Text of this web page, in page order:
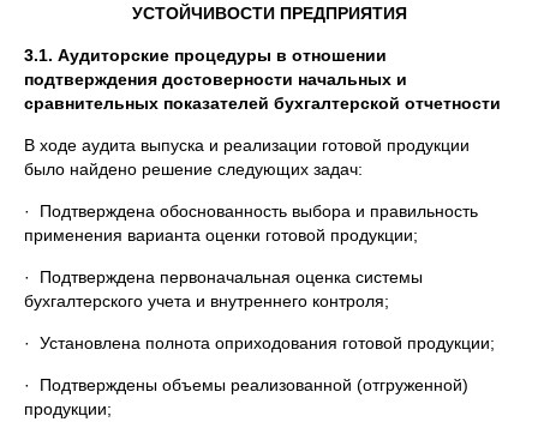
УСТОЙЧИВОСТИ ПРЕДПРИЯТИЯ
3.1. Аудиторские процедуры в отношении
подтверждения достоверности начальных и
сравнительных показателей бухгалтерской отчетности
В ходе аудита выпуска и реализации готовой продукции
было найдено решение следующих задач:
· Подтверждена обоснованность выбора и правильность
применения варианта оценки готовой продукции;
· Подтверждена первоначальная оценка системы
бухгалтерского учета и внутреннего контроля;
· Установлена полнота оприходования готовой продукции;
· Подтверждены объемы реализованной (отгруженной)
продукции;